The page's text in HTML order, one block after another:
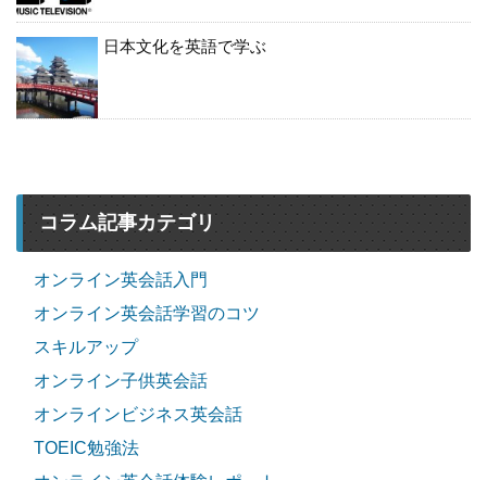
日本文化を英語で学ぶ
コラム記事カテゴリ
オンライン英会話入門
オンライン英会話学習のコツ
スキルアップ
オンライン子供英会話
オンラインビジネス英会話
TOEIC勉強法